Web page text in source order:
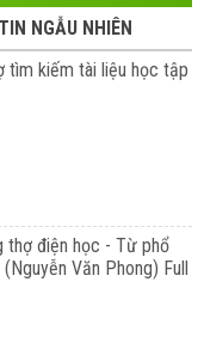
TIN NGẪU NHIÊN
tìm kiếm tài liệu học tập
thợ điện học - Từ phổ
Văn Phong) Full